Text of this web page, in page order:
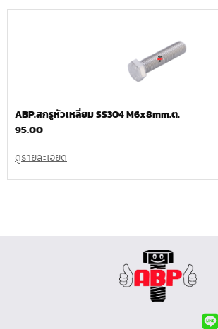
ABP.สกรูหัวเหลี่ยม SS304 M6x8mm.ต.
95.00
ดูรายละเอียด